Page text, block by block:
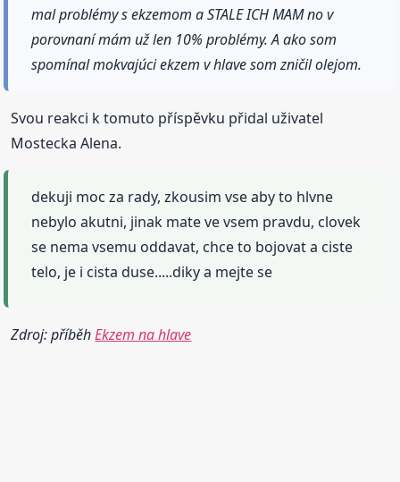
mal problémy s ekzemom a STALE ICH MAM no v
porovnaní mám už len 10% problémy. A ako som
spomínal mokvajúci ekzem v hlave som zničil olejom.
Svou reakci k tomuto příspěvku přidal uživatel
Mostecka Alena.
dekuji moc za rady, zkousim vse aby to hlvne
nebylo akutni, jinak mate ve vsem pravdu, clovek
se nema vsemu oddavat, chce to bojovat a ciste
telo, je i cista duse.....diky a mejte se
Zdroj: příběhEkzem na hlave